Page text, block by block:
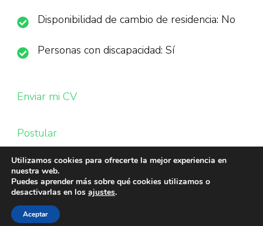
Disponibilidad de cambio de residencia: No
Personas con discapacidad: Sí
Enviar mi CV
Postular
Utilizamos cookies para ofrecerte la mejor experiencia en
nuestra web.
Puedes aprender más sobre qué cookies utilizamos o
desactivarlas en los ajustes.
Aceptar